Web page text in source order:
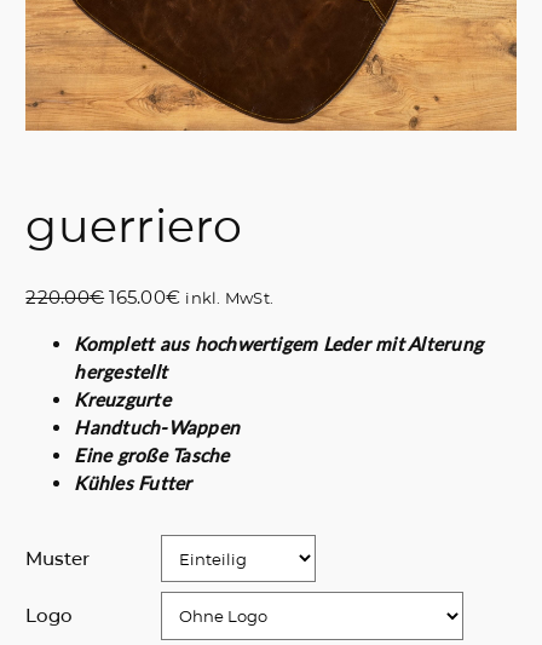
guerriero
220.00€ U
s
p
r
ü
n
g
165.00€A
t
l
l
e
inkl. MwSt.
Komplett aus hochwertigem Leder mit Alterung
hergestellt
Kreuzgurte
Handtuch-Wappen
Eine große Tasche
Kühles Futter
Muster
Logo